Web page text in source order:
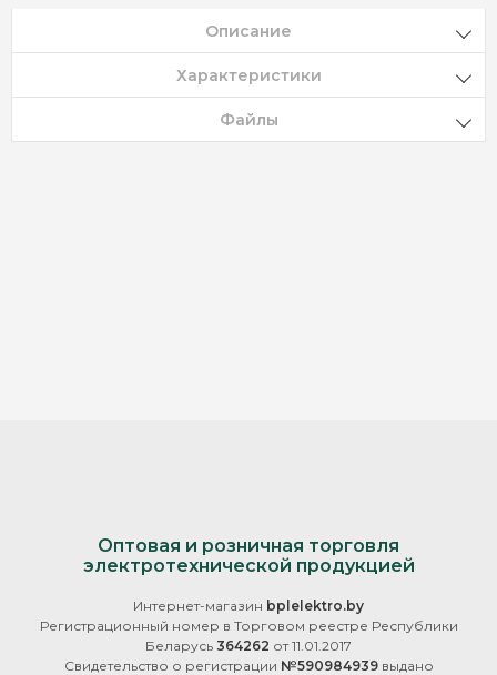
Описание
Характеристики
Файлы
Оптовая и розничная торговля
электротехнической продукцией
Интернет-магазин bplelektro.by
Регистрационный номер в Торговом реестре Республики
Беларусь 364262 от 11.01.2017
Свидетельство о регистрации №590984939выдано